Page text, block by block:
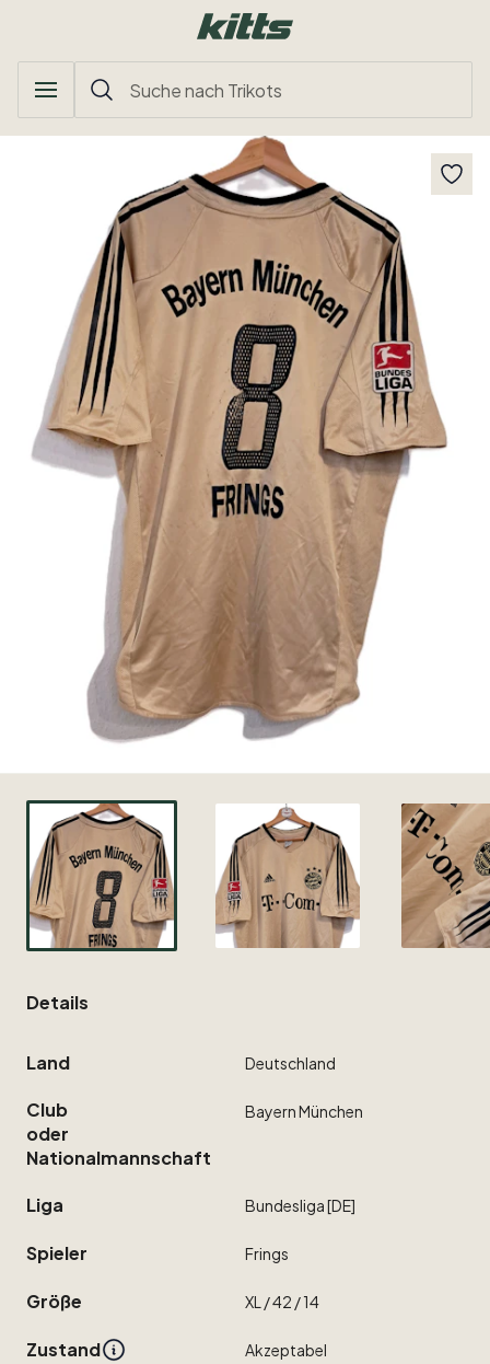
Details
Land Deutschland
Club
oder
Nationalmannschaft
BayernMünchen
Liga Bundesliga[DE]
Spieler Frings
Größe XL ​/​42 ​/​14
Zustand Akzeptabel